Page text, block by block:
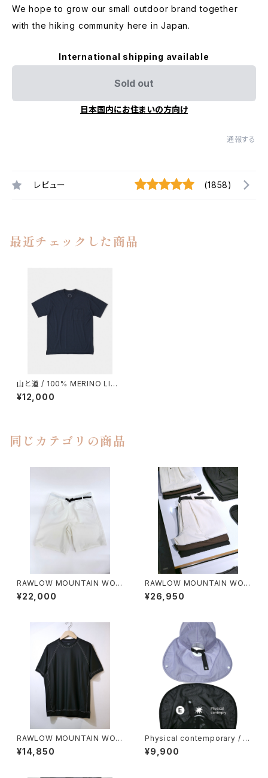
We hope to grow our small outdoor brand together
with the hiking community here in Japan.
International shipping available
Sold out
日本国内にお住まいの方向け
通報する
レビュー (1858)
最近チェックした商品
山と道 / 100% MERINO LIGH
T CREWNECK POCKET（UN
ISEX）
¥12,000
同じカテゴリの商品
RAWLOW MOUNTAIN WOR
KS / HIKER GURKHA PANTS
¥22,000
RAWLOW MOUNTAIN WOR
KS / HIKER BAKER PANTS
¥26,950
RAWLOW MOUNTAIN WOR
KS / DAD LITE CREW
¥14,850
Physical contemporary / Q
uiet smr cap
¥9,900